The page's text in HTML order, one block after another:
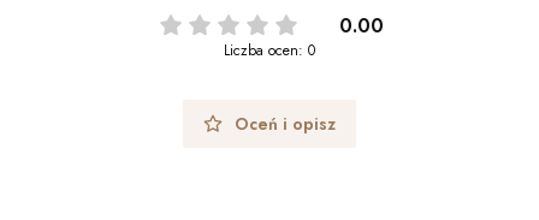
0.00
Liczba ocen: 0
Oceń i opisz